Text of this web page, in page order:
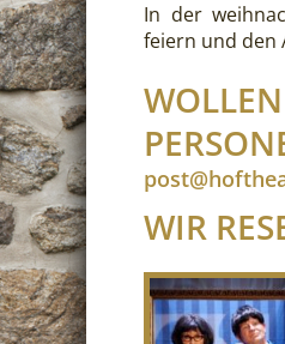
In der
feiern und den
WIR